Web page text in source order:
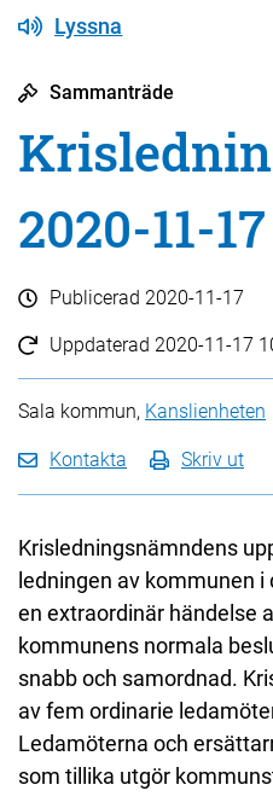
Lyssna
Sammanträde
2020-11-17
Publicerad 2020-11-17
Uppdaterad 2020-11-17
Sala kommun, Kanslienheten
Kontakta Skriv ut
Krisledningsnämndens
ledningen av kommunen
en extraordinär händelse
kommunens normala
snabb och samordnad.
av fem ordinarie
Ledamöterna och
som tillika utgör